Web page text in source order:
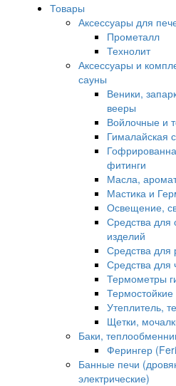
Товары
Аксессуары для
Прометалл
Технолит
Аксессуары и
сауны
Веники,
вееры
Войлочные и
Гималайская
фитинги
Масла,
Мастика и
Освещение,
Средства для
изделий
Средства для
Средства для
Термометры
Термостойкие
Утеплитель,
Щетки,
Баки,
Ферингер
Банные печи
электрические)